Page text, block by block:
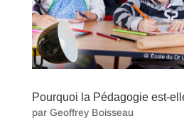
Pourquoi la Pédagogie est-
par Geoffrey Boisseau